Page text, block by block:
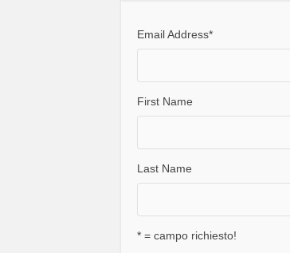
Email Address*
First Name
Last Name
* = campo richiesto!